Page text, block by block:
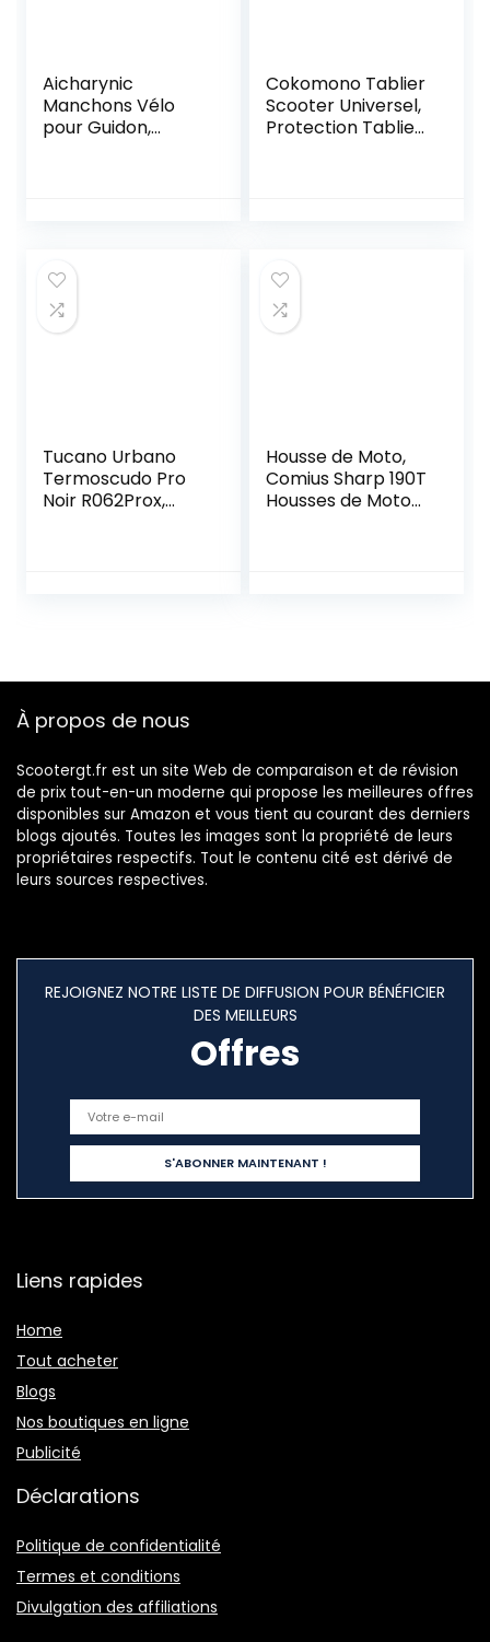
Aicharynic
Manchons Vélo
pour Guidon,
Trottinette Vélo
De Montagne
Cokomono Tablier
Scooter Universel,
Protection Tablier
pour Protection de
Jambes de
Conducteur – Noir
Tucano Urbano
Termoscudo Pro
Noir R062Prox,
Housse de Moto,
Comius Sharp 190T
Housses de Moto
L’extérieur avec
À propos de nous
Scootergt.fr est un site Web de comparaison et de révision
de prix tout-en-un moderne qui propose les meilleures offres
disponibles sur Amazon et vous tient au courant des derniers
blogs ajoutés. Toutes les images sont la propriété de leurs
propriétaires respectifs. Tout le contenu cité est dérivé de
leurs sources respectives.
REJOIGNEZ NOTRE LISTE DE DIFFUSION POUR BÉNÉFICIER
DES MEILLEURS
Offres
Liens rapides
Home
Tout acheter
Blogs
Nos boutiques en ligne
Publicité
Déclarations
Politique de confidentialité
Termes et conditions
Divulgation des affiliations